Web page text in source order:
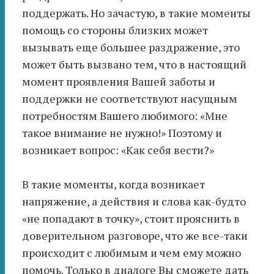
поддержать. Но зачастую, в такие моменты
помощь со стороны близких может
вызывать еще большее раздражение, это
может быть вызвано тем, что в настоящий
момент проявления Вашей заботы и
поддержки не соответствуют насущным
потребностям Вашего любимого: «Мне
такое внимание не нужно!» Поэтому и
возникает вопрос: «Как себя вести?»
В такие моменты, когда возникает
напряжение, а действия и слова как-будто
«не попадают в точку», стоит прояснить в
доверительном разговоре, что же все-таки
происходит с любимым и чем ему можно
помочь. Только в диалоге Вы сможете дать